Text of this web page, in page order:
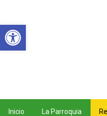
Inicio La Parroquia
Abrir barra de herramientas